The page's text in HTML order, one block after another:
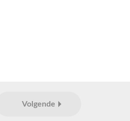
Volgende